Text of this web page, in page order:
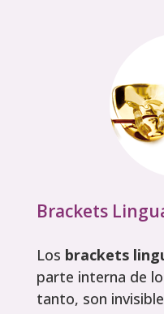
Brackets
Los brackets
parte interna de
tanto, son